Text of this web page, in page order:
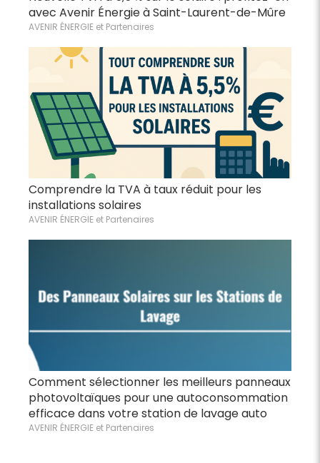
avec Avenir Énergie à Saint-Laurent-de-Mûre
AVENIR ÉNERGIE et Partenaires
Comprendre la TVA à taux réduit pour les
installations solaires
AVENIR ÉNERGIE et Partenaires
Comment sélectionner les meilleurs panneaux
photovoltaïques pour une autoconsommation
efficace dans votre station de lavage auto
AVENIR ÉNERGIE et Partenaires